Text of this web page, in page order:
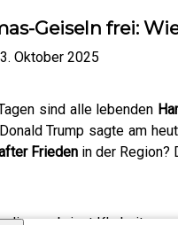
Geiseln frei:
Oktober 2025
sind alle lebenden
Trump sagte am
Frieden in der Region?